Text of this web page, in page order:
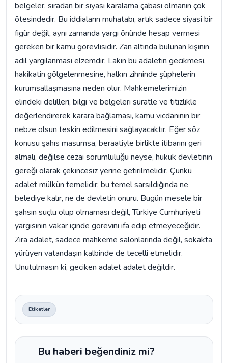
belgeler, sıradan bir siyasi karalama çabası olmanın çok
ötesindedir. Bu iddiaların muhatabı, artık sadece siyasi bir
figür değil, aynı zamanda yargı önünde hesap vermesi
gereken bir kamu görevlisidir. Zan altında bulunan kişinin
adil yargılanması elzemdir. Lakin bu adaletin gecikmesi,
hakikatin gölgelenmesine, halkın zihninde şüphelerin
kurumsallaşmasına neden olur. Mahkemelerimizin
elindeki delilleri, bilgi ve belgeleri süratle ve titizlikle
değerlendirerek karara bağlaması, kamu vicdanının bir
nebze olsun teskin edilmesini sağlayacaktır. Eğer söz
konusu şahıs masumsa, beraatiyle birlikte itibarını geri
almalı, değilse cezai sorumluluğu neyse, hukuk devletinin
gereği olarak çekincesiz yerine getirilmelidir. Çünkü
adalet mülkün temelidir; bu temel sarsıldığında ne
belediye kalır, ne de devletin onuru. Bugün mesele bir
şahsın suçlu olup olmaması değil, Türkiye Cumhuriyeti
yargısının vakar içinde görevini ifa edip etmeyeceğidir.
Zira adalet, sadece mahkeme salonlarında değil, sokakta
yürüyen vatandaşın kalbinde de tecelli etmelidir.
Unutulmasın ki, geciken adalet adalet değildir.
Etiketler
Bu haberi beğendiniz mi?